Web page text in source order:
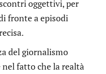
oggettivi, per
fronte a episodi
del giornalismo
fatto che la realtà